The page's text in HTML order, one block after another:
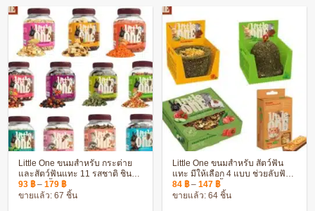
Little One ขนมสำหรับ กระต่าย
และสัตว์ฟันแทะ 11 รสชาติ ชินชิ
ล่า แกสบี้ แฮมสเตอร์
93 ฿ – 179 ฿Price
range:
93 ฿
ขายแล้ว: 67 ชิ้น
Little One ขนมสำหรับ สัตว์ฟัน
แทะ มีให้เลือก 4 แบบ ช่วยลับฟัน
ชินชิล่า แกสบี้ แฮมสเตอร์
84 ฿ – 147 ฿Price
range:
84 ฿
ขายแล้ว: 64 ชิ้น